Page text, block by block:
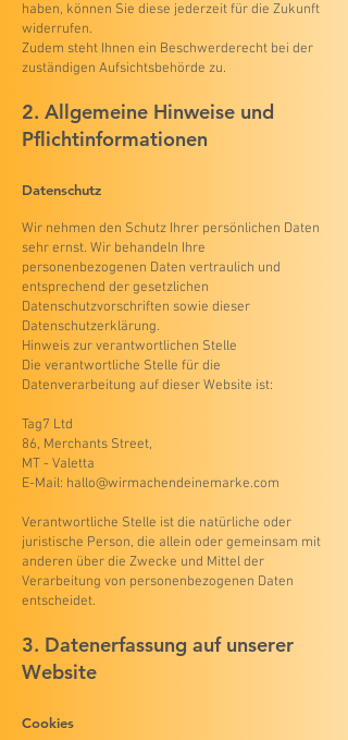
haben, können Sie diese jederzeit für die Zukunft
widerrufen.
Zudem steht Ihnen ein Beschwerderecht bei der
zuständigen Aufsichtsbehörde zu.
2. Allgemeine Hinweise und
Pflichtinformationen
Datenschutz
Wir nehmen den Schutz Ihrer persönlichen Daten
sehr ernst. Wir behandeln Ihre
personenbezogenen Daten vertraulich und
entsprechend der gesetzlichen
Datenschutzvorschriften sowie dieser
Datenschutzerklärung.
Hinweis zur verantwortlichen Stelle
Die verantwortliche Stelle für die
Datenverarbeitung auf dieser Website ist:
Tag7 Ltd
86, Merchants Street,
MT - Valetta
E-Mail: hallo@wirmachendeinemarke.com
Verantwortliche Stelle ist die natürliche oder
juristische Person, die allein oder gemeinsam mit
anderen über die Zwecke und Mittel der
Verarbeitung von personenbezogenen Daten
entscheidet.
3. Datenerfassung auf unserer
Website
Cookies